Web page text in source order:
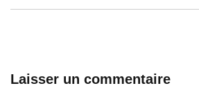
Laisser un commentaire